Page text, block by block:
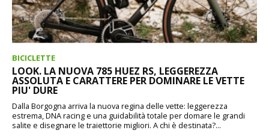
BICICLETTE
LOOK. LA NUOVA 785 HUEZ RS, LEGGEREZZA
ASSOLUTA E CARATTERE PER DOMINARE LE VETTE
PIU' DURE
Dalla Borgogna arriva la nuova regina delle vette: leggerezza
estrema, DNA racing e una guidabilità totale per domare le grandi
salite e disegnare le traiettorie migliori. A chi è destinata?...